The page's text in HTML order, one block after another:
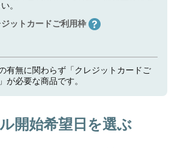
。
ットカードご利用枠
有無に関わらず「クレジットカードご
が必要な商品です。
開始希望日を選ぶ